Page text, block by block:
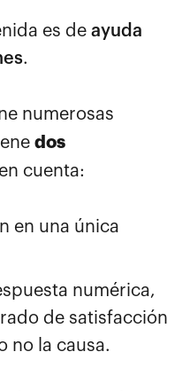
es de ayuda
.
numerosas
dos
cuenta:
en una única
numérica,
de satisfacción
no la causa.